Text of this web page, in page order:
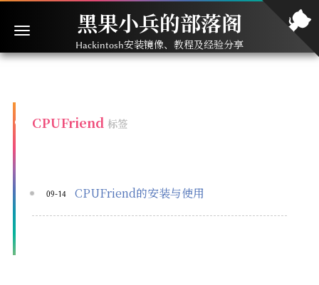
黑果小兵的部落阁
Hackintosh安装镜像、教程及经验分享
CPUFriend 标签
CPUFriend的安装与使用
09-14